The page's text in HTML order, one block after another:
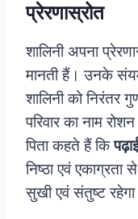
प्रेरणास्रोत
शालिनी अपना
मानती हैं। उनके
शालिनी को निरंतर
परिवार का नाम
पिता कहते हैं कि
निष्ठा एवं
सुखी एवं संतुष्ट